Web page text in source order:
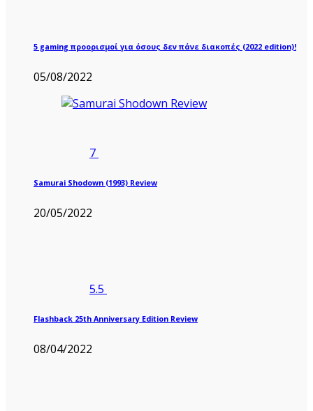
5 gaming προορισμοί για όσους δεν πάνε διακοπές (2022 edition)!
05/08/2022
7
Samurai Shodown (1993) Review
20/05/2022
5.5
Flashback 25th Anniversary Edition Review
08/04/2022